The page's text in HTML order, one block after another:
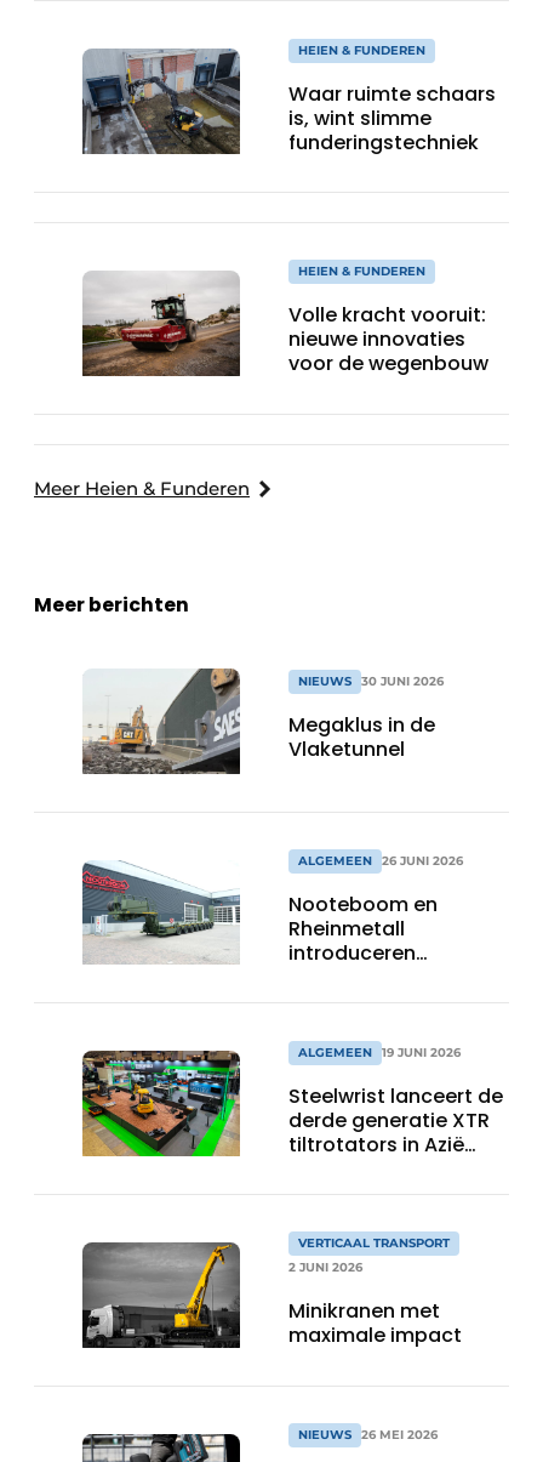
HEIEN & FUNDEREN
Waar ruimte schaars
is, wint slimme
funderingstechniek
HEIEN & FUNDEREN
Volle kracht vooruit:
nieuwe innovaties
voor de wegenbouw
Meer Heien & Funderen
Meer berichten
NIEUWS 30 JUNI 2026
Megaklus in de
Vlaketunnel
ALGEMEEN 26 JUNI 2026
Nooteboom en
Rheinmetall
introduceren
assige defensietrailer
ALGEMEEN 19 JUNI 2026
Steelwrist lanceert de
derde generatie XTR
tiltrotators in Azië
in Tokio
VERTICAAL TRANSPORT
2 JUNI 2026
Minikranen met
maximale impact
NIEUWS 26 MEI 2026